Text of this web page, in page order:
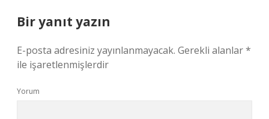
Bir yanıt yazın
E-posta adresiniz yayınlanmayacak. Gerekli alanlar*
ile işaretlenmişlerdir
Yorum